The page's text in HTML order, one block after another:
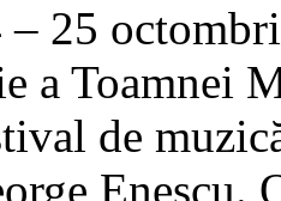
25
a Toamnei
de
Enescu.